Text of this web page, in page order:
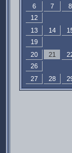
6
7 8
12
13
14
19
20
21
26
27
28